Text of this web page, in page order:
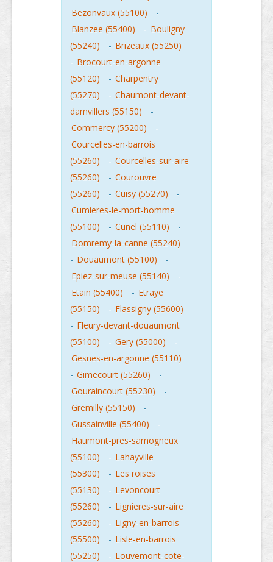
Bezonvaux (55100)
-
Blanzee (55400)
- Bouligny
(55240)
- Brizeaux (55250)
- Brocourt-en-argonne
(55120)
- Charpentry
(55270)
- Chaumont-devant-
damvillers (55150)
-
Commercy (55200)
-
Courcelles-en-barrois
(55260)
- Courcelles-sur-aire
(55260)
- Courouvre
(55260)
- Cuisy (55270)
-
Cumieres-le-mort-homme
(55100)
- Cunel (55110)
-
Domremy-la-canne (55240)
- Douaumont (55100)
-
Epiez-sur-meuse (55140)
-
Etain (55400)
- Etraye
(55150)
- Flassigny (55600)
- Fleury-devant-douaumont
(55100)
- Gery (55000)
-
Gesnes-en-argonne (55110)
- Gimecourt (55260)
-
Gouraincourt (55230)
-
Gremilly (55150)
-
Gussainville (55400)
-
Haumont-pres-samogneux
(55100)
- Lahayville
(55300)
- Les roises
(55130)
- Levoncourt
(55260)
- Lignieres-sur-aire
(55260)
- Ligny-en-barrois
(55500)
- Lisle-en-barrois
(55250)
- Louvemont-cote-